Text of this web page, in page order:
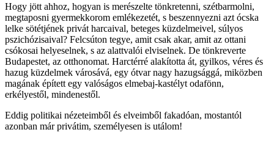
Hogy jött ahhoz, hogyan is merészelte tönkretenni, szétbarmolni,
megtaposni gyermekkorom emlékezetét, s beszennyezni azt ócska
lelke sötétjének privát harcaival, beteges küzdelmeivel, súlyos
pszichózisaival? Felcsúton tegye, amit csak akar, amit az ottani
csókosai helyeselnek, s az alattvalói elviselnek. De tönkreverte
Budapestet, az otthonomat. Harctérré alakította át, gyilkos, véres és
hazug küzdelmek városává, egy ótvar nagy hazugsággá, miközben
magának épített egy valóságos elmebaj-kastélyt odafönn,
erkélyestől, mindenestől.
Eddig politikai nézeteimből és elveimből fakadóan, mostantól
azonban már privátim, személyesen is utálom!